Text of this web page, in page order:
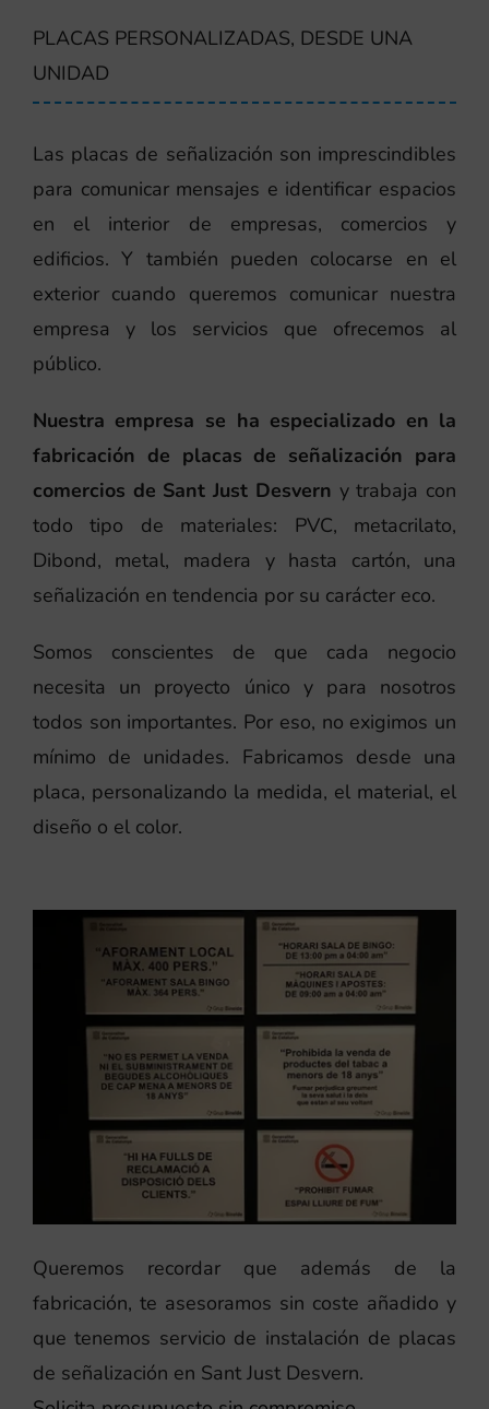
PLACAS PERSONALIZADAS, DESDE UNA
UNIDAD
Las placas de señalización son imprescindibles
para comunicar mensajes e identificar espacios
en el interior de empresas, comercios y
edificios. Y también pueden colocarse en el
exterior cuando queremos comunicar nuestra
empresa y los servicios que ofrecemos al
público.
Nuestra empresa se ha especializado en la
fabricación de placas de señalización para
comercios de Sant Just Desvern y trabaja con
todo tipo de materiales: PVC, metacrilato,
Dibond, metal, madera y hasta cartón, una
señalización en tendencia por su carácter eco.
Somos conscientes de que cada negocio
necesita un proyecto único y para nosotros
todos son importantes. Por eso, no exigimos un
mínimo de unidades. Fabricamos desde una
placa, personalizando la medida, el material, el
diseño o el color.
Queremos recordar que además de la
fabricación, te asesoramos sin coste añadido y
que tenemos servicio de instalación de placas
de señalización en Sant Just Desvern.